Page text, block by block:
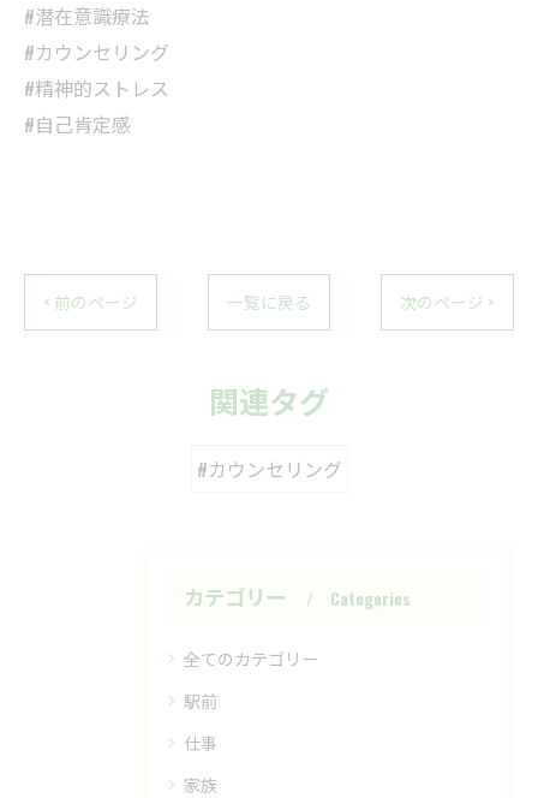
#潜在意識療法
#カウンセリング
#精神的ストレス
#自己肯定感
< 前のページ 一覧に戻る 次のページ >
関連タグ
#カウンセリング
カテゴリー Categories
全てのカテゴリー
駅前
仕事
家族